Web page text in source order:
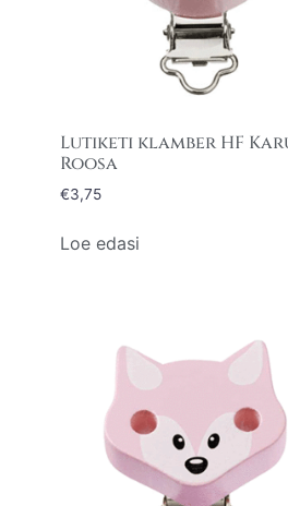
Lutiketi klamber HF
Roosa
€3,75
Loe edasi